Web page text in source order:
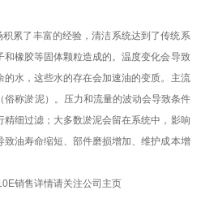
累了丰富的经验，清洁系统达到了传统系
橡胶等固体颗粒造成的。温度变化会导致
水，这些水的存在会加速油的变质。主流
俗称淤泥）。压力和流量的波动会导致条件
细过滤；大多数淤泥会留在系统中，影响
油寿命缩短、部件磨损增加、维护成本增
销售详情请关注公司主页